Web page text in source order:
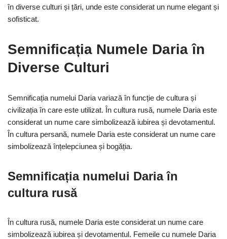
în diverse culturi și țări, unde este considerat un nume elegant și
sofisticat.
Semnificația Numele Daria în
Diverse Culturi
Semnificația numelui Daria variază în funcție de cultura și
civilizația în care este utilizat. În cultura rusă, numele Daria este
considerat un nume care simbolizează iubirea și devotamentul.
În cultura persană, numele Daria este considerat un nume care
simbolizează înțelepciunea și bogăția.
Semnificația numelui Daria în
cultura rusă
În cultura rusă, numele Daria este considerat un nume care
simbolizează iubirea și devotamentul. Femeile cu numele Daria